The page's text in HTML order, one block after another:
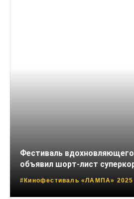
Фестиваль
объявил шорт-лист
#Кинофестиваль «ЛАМПА» 2025